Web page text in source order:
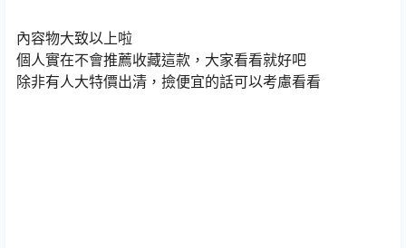
內容物大致以上啦
個人實在不會推薦收藏這款，大家看看就好吧
除非有人大特價出清，撿便宜的話可以考慮看看